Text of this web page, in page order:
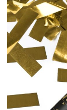
of
the
images
gallery